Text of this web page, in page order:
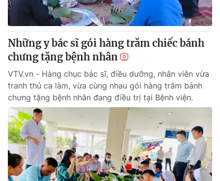
VTV4 Vươn mình bằng AI
VTV9 VTV8
Liên hệ tòa soạn English
THỜI BÁO VTV
Theo dõi báo trên
Những y bác sĩ gói hàng trăm chiếc bánh
chưng tặng bệnh nhân
VTV.vn - Hàng chục bác sĩ, điều dưỡng, nhân viên vừa
tranh thủ ca làm, vừa cùng nhau gói hàng trăm bánh
chưng tặng bệnh nhân đang điều trị tại Bệnh viện.